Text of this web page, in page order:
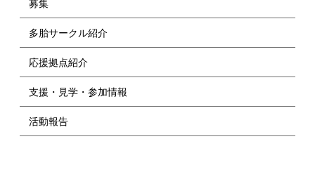
募集
多胎サークル紹介
応援拠点紹介
支援・見学・参加情報
活動報告